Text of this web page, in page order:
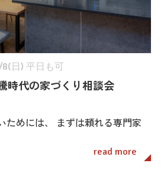
日) 平日も可
時代の家づくり相談会
ためには、 まずは頼れる専門家
read more